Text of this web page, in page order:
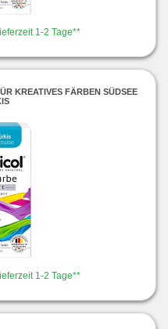
1-2 Tage**
KREATIVES FÄRBEN SÜDSEE
1-2 Tage**